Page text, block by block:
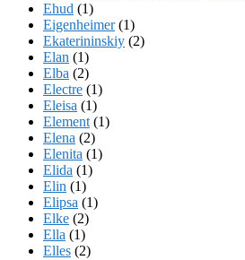
Ehud (1)
Eigenheimer(1)
Ekaterininskiy (2)
Elan (1)
Elba (2)
Electre (1)
Eleisa (1)
Element (1)
Elena (2)
Elenita (1)
Elida (1)
Elin (1)
Elipsa (1)
Elke (2)
Ella (1)
Elles (2)